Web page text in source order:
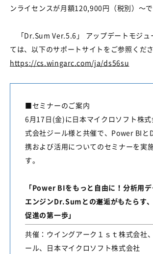
ンライセンスが月額120,900円（税別）～で
「Dr.Sum Ver.5.6」 アップデートモジュ
ては、以下のサポートサイトをご参照くださ
https://cs.wingarc.com/ja/ds56su
■セミナーのご案内
6月17日(金)に日本マイクロソフト株
式会社ジール様と共催で、Power BIと
携および活用についてのセミナーを実
す。
「Power BIをもっと自由に！分析用
エンジンDr.Sumとの邂逅がもたらす
促進の第一歩」
共催：ウイングアーク１ｓｔ株式会社
ール、日本マイクロソフト株式会社